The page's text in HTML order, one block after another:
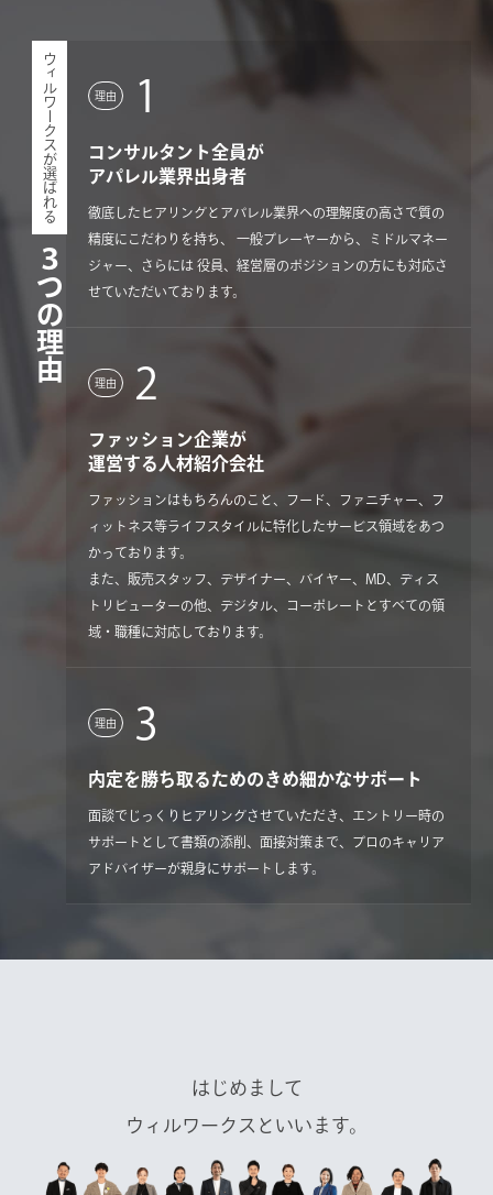
ウィルワークスが選ばれる
３つの理由
理由 1
コンサルタント全員が
アパレル業界出身者
徹底したヒアリングとアパレル業界への理解度の高さで質の
精度にこだわりを持ち、 一般プレーヤーから、ミドルマネー
ジャー、さらには 役員、経営層のポジションの方にも対応さ
せていただいております。
理由 2
ファッション企業が
運営する人材紹介会社
ファッションはもちろんのこと、フード、ファニチャー、フ
ィットネス等ライフスタイルに特化したサービス領域をあつ
かっております。
また、販売スタッフ、デザイナー、バイヤー、MD、ディス
トリビューターの他、デジタル、コーポレートとすべての領
域・職種に対応しております。
理由 3
内定を勝ち取るためのきめ細かなサポート
面談でじっくりヒアリングさせていただき、エントリー時の
サポートとして書類の添削、面接対策まで、プロのキャリア
アドバイザーが親身にサポートします。
はじめまして
ウィルワークスといいます。